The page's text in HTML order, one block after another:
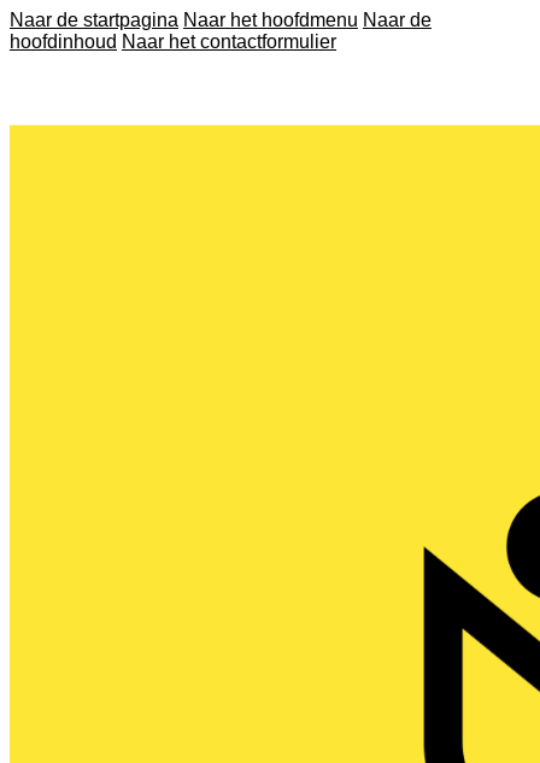
Naar de startpagina Naar het hoofdmenu Naar de
hoofdinhoud Naar het contactformulier